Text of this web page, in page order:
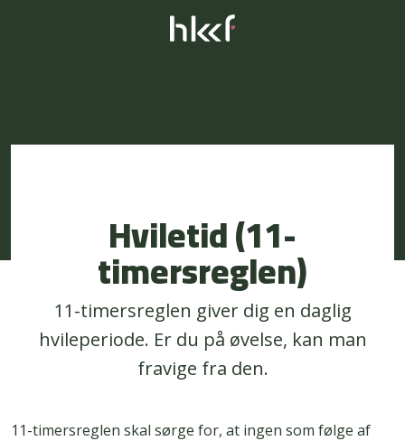
Hviletid (11-
timersreglen)
11-timersreglen giver dig en daglig
hvileperiode. Er du på øvelse, kan man
fravige fra den.
11-timersreglen skal sørge for, at ingen som følge af